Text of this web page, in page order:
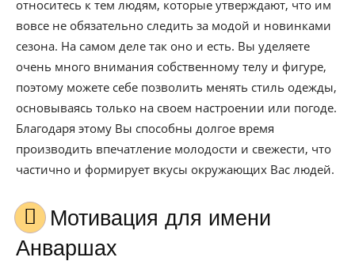
относитесь к тем людям, которые утверждают, что им
вовсе не обязательно следить за модой и новинками
сезона. На самом деле так оно и есть. Вы уделяете
очень много внимания собственному телу и фигуре,
поэтому можете себе позволить менять стиль одежды,
основываясь только на своем настроении или погоде.
Благодаря этому Вы способны долгое время
производить впечатление молодости и свежести, что
частично и формирует вкусы окружающих Вас людей.
Мотивация для имени
Анваршах